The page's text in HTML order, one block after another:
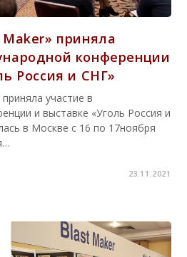
приняла
конференции
Россия и СНГ»
участие в
и выставке «Уголь Россия и
в Москве с 16 по 17ноября
23.11.2021